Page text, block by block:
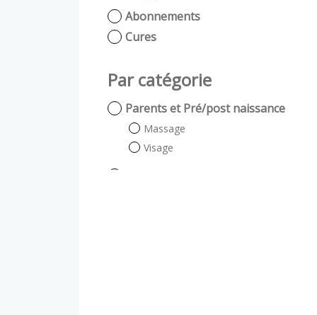
Abonnements
Cures
Par catégorie
Parents et Pré/post naissance
Massage
Visage